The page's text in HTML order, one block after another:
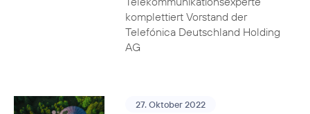
komplettiert Vorstand der
Telefónica Deutschland Holding
AG
27. Oktober 2022